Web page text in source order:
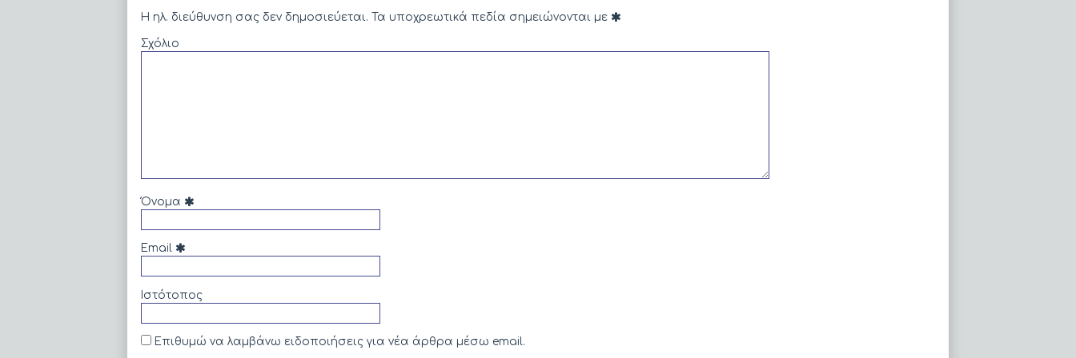
Γκοντό,
Η ηλ. διεύθυνση σας δεν δημοσιεύεται. Τα υποχρεωτικά πεδία σημειώνονται με
Σχόλιο
Όνομα
Email
Ιστότοπος
Επιθυμώ να λαμβάνω ειδοποιήσεις για νέα άρθρα μέσω email.